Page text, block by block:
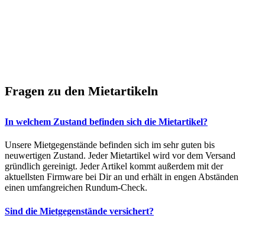
Fragen zu den Mietartikeln
In welchem Zustand befinden sich die Mietartikel?
Unsere Mietgegenstände befinden sich im sehr guten bis
neuwertigen Zustand. Jeder Mietartikel wird vor dem Versand
gründlich gereinigt. Jeder Artikel kommt außerdem mit der
aktuellsten Firmware bei Dir an und erhält in engen Abständen
einen umfangreichen Rundum-Check.
Sind die Mietgegenstände versichert?